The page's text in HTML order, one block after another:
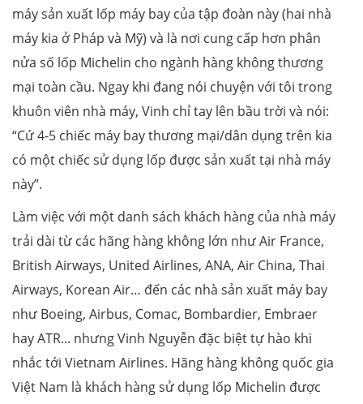
máy sản xuất lốp máy bay của tập đoàn này (hai nhà
máy kia ở Pháp và Mỹ) và là nơi cung cấp hơn phân
nửa số lốp Michelin cho ngành hàng không thương
mại toàn cầu. Ngay khi đang nói chuyện với tôi trong
khuôn viên nhà máy, Vinh chỉ tay lên bầu trời và nói:
“Cứ 4-5 chiếc máy bay thương mại/dân dụng trên kia
có một chiếc sử dụng lốp được sản xuất tại nhà máy
này”.
Làm việc với một danh sách khách hàng của nhà máy
trải dài từ các hãng hàng không lớn như Air France,
British Airways, United Airlines, ANA, Air China, Thai
Airways, Korean Air… đến các nhà sản xuất máy bay
như Boeing, Airbus, Comac, Bombardier, Embraer
hay ATR... nhưng Vinh Nguyễn đặc biệt tự hào khi
nhắc tới Vietnam Airlines. Hãng hàng không quốc gia
Việt Nam là khách hàng sử dụng lốp Michelin được